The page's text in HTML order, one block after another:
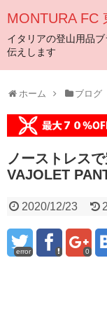
MONTURA FC
イタリアの登山用品
伝えします
ホーム ブログ
ノーストレス
VAJOLET
2020/12/23
error 0